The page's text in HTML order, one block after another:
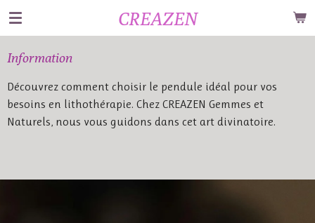
Passer
au
contenu
principal
CREAZEN
Information
Découvrez comment choisir le pendule idéal pour vos
besoins en lithothérapie. Chez CREAZEN Gemmes et
Naturels, nous vous guidons dans cet art divinatoire.